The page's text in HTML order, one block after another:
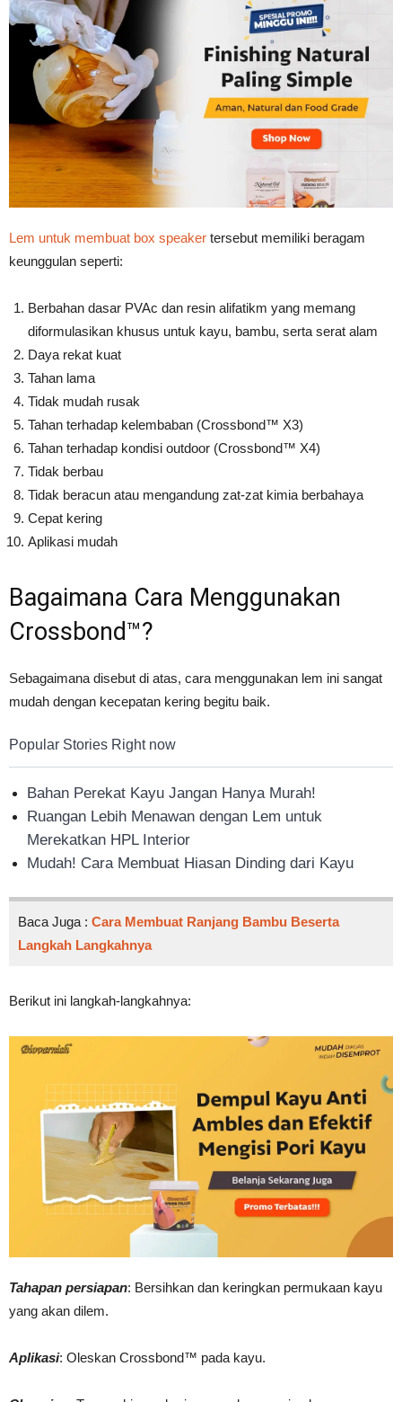
Lem untuk membuat box speaker tersebut memiliki beragam
keunggulan seperti:
Berbahan dasar PVAc dan resin alifatikm yang memang
diformulasikan khusus untuk kayu, bambu, serta serat alam
Daya rekat kuat
Tahan lama
Tidak mudah rusak
Tahan terhadap kelembaban (Crossbond™ X3)
Tahan terhadap kondisi outdoor (Crossbond™ X4)
Tidak berbau
Tidak beracun atau mengandung zat-zat kimia berbahaya
Cepat kering
Aplikasi mudah
Bagaimana Cara Menggunakan
Crossbond™?
Sebagaimana disebut di atas, cara menggunakan lem ini sangat
mudah dengan kecepatan kering begitu baik.
Popular Stories Right now
Bahan Perekat Kayu Jangan Hanya Murah!
Ruangan Lebih Menawan dengan Lem untuk
Merekatkan HPL Interior
Mudah! Cara Membuat Hiasan Dinding dari Kayu
Baca Juga : Cara Membuat Ranjang Bambu Beserta
Langkah Langkahnya
Berikut ini langkah-langkahnya:
Tahapan persiapan: Bersihkan dan keringkan permukaan kayu
yang akan dilem.
Aplikasi: Oleskan Crossbond™ pada kayu.